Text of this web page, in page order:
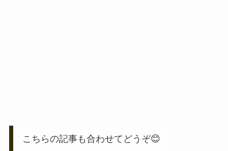
こちらの記事も合わせてどうぞ😊